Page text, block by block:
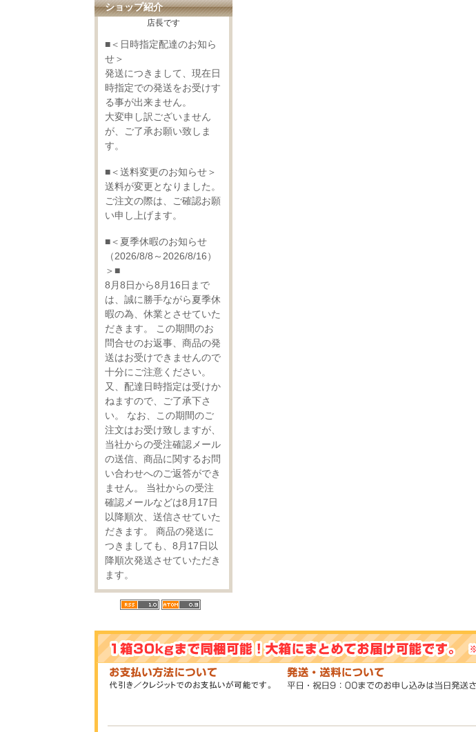
ショップ紹介
店長です
■＜日時指定配達のお知ら
せ＞
発送につきまして、現在日
時指定での発送をお受けす
る事が出来ません。
大変申し訳ございません
が、ご了承お願い致しま
す。
■＜送料変更のお知らせ＞
送料が変更となりました。
ご注文の際は、ご確認お願
い申し上げます。
■＜夏季休暇のお知らせ
（2026/8/8～2026/8/16）
＞■
8月8日から8月16日まで
は、誠に勝手ながら夏季休
暇の為、休業とさせていた
だきます。 この期間のお
問合せのお返事、商品の発
送はお受けできませんので
十分にご注意ください。
又、配達日時指定は受けか
ねますので、ご了承下さ
い。 なお、この期間のご
注文はお受け致しますが、
当社からの受注確認メール
の送信、商品に関するお問
い合わせへのご返答ができ
ません。 当社からの受注
確認メールなどは8月17日
以降順次、送信させていた
だきます。 商品の発送に
つきましても、8月17日以
降順次発送させていただき
ます。